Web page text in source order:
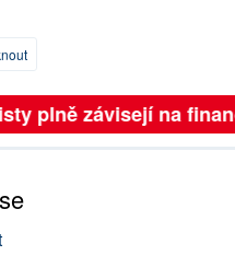
plně závisejí na